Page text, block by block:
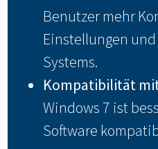
Benutzer mehr
Einstellungen
Systems.
Kompatibilität
Windows 7 ist
Software